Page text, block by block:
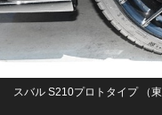
スバル S210プロトタイプ （